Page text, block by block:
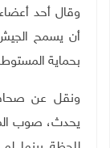
وقال أحد
أن يسمح
بحماية
ونقل عن
يحدث، صوب